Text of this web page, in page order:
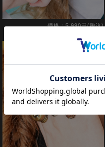
価格：5,990円(税込)